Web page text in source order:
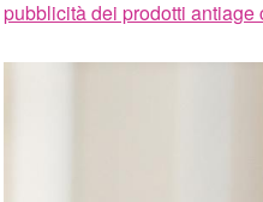
pubblicità dei prodotti